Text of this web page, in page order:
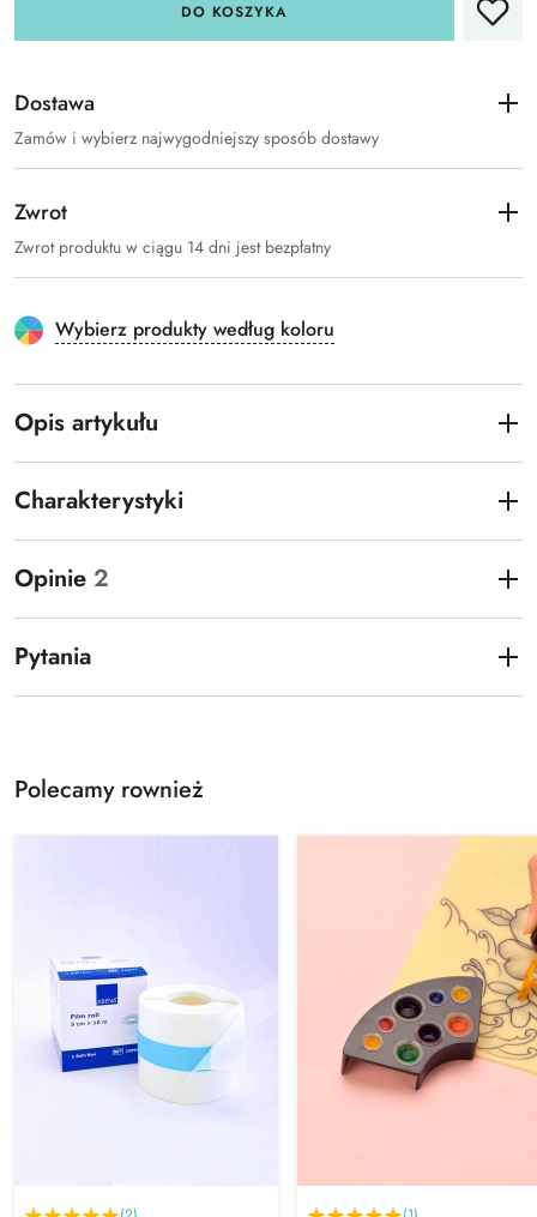
DO KOSZYKA
Dostawa
Zamów i wybierz najwygodniejszy sposób dostawy
Zwrot
Zwrot produktu w ciągu 14 dni jest bezpłatny
Wybierz produkty według koloru
Opis artykułu
Charakterystyki
Opinie 2
Pytania
Polecamy rownież